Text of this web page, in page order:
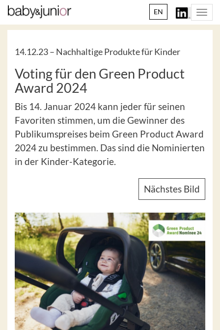
EN
14.12.23 – Nachhaltige Produkte für Kinder
Voting für den Green Product
Award 2024
Bis 14. Januar 2024 kann jeder für seinen
Favoriten stimmen, um die Gewinner des
Publikumspreises beim Green Product Award
2024 zu bestimmen. Das sind die Nominierten
in der Kinder-Kategorie.
Nächstes Bild